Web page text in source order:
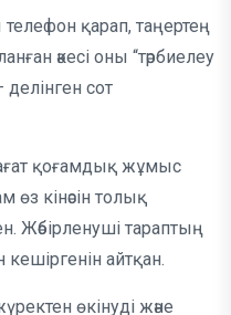
қарап, таңертең
әкесі оны “тәрбиелеу
делінген сот
қоғамдық жұмыс
өз кінәсін толық
Жәбірленуші тараптың
айтқан.
өкінуді және